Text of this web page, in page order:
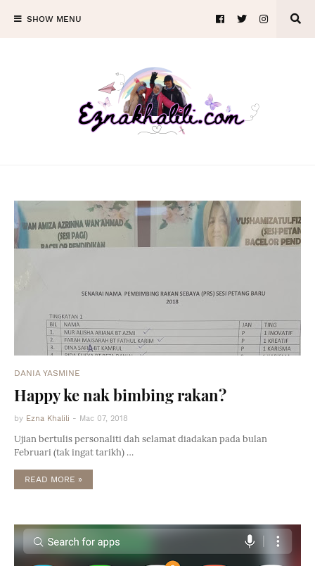
SHOW MENU
DANIA YASMINE
Happy ke nak bimbing rakan?
by Ezna Khalili - Mac 07, 2018
Ujian bertulis personaliti dah selamat diadakan pada bulan
Februari (tak ingat tarikh) …
READ MORE »